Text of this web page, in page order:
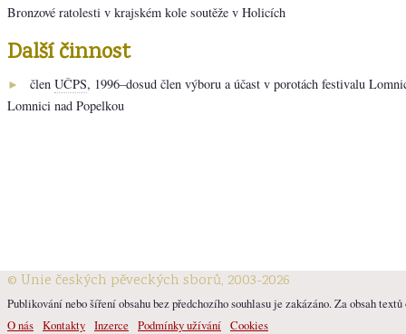
Bronzové ratolesti v krajském kole soutěže v Holicích
Další činnost
► člen UČPS, 1996–dosud člen výboru a účast v porotách festivalu
Lomnici nad Popelkou
© Unie českých pěveckých sborů, 2003-2026
Publikování nebo šíření obsahu bez předchozího souhlasu je zakázáno. Za obsah
O nás Kontakty Inzerce Podmínky užívání Cookies